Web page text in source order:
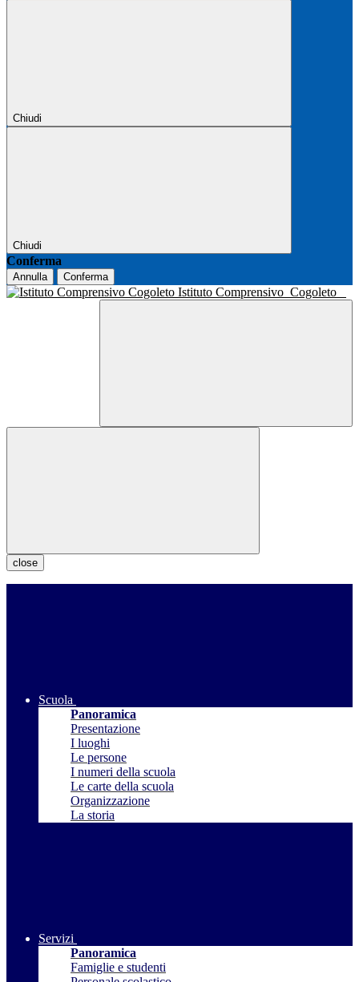
Chiudi
Chiudi
Conferma
Annulla Conferma
Istituto Comprensivo Cogoleto
close
Scuola
Panoramica
Presentazione
I luoghi
Le persone
I numeri della scuola
Le carte della scuola
Organizzazione
La storia
Servizi
Panoramica
Famiglie e studenti